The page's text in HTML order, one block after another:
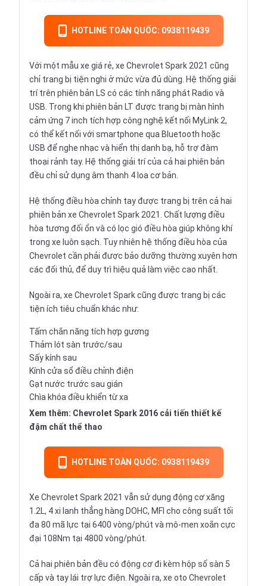
HOTLINE TOÀN QUỐC: 0938119439
Với một mẫu xe giá rẻ, xe Chevrolet Spark 2021 cũng
chỉ trang bị tiện nghi ở mức vừa đủ dùng. Hệ thống giải
trí trên phiên bản LS có các tính năng phát Radio và
USB. Trong khi phiên bản LT được trang bị màn hình
cảm ứng 7 inch tích hợp công nghệ kết nối MyLink 2,
có thể kết nối với smartphone qua Bluetooth hoặc
USB để nghe nhạc và hiển thị danh bạ, hỗ trợ đàm
thoại rảnh tay. Hệ thống giải trí của cả hai phiên bản
đều chỉ sử dụng âm thanh 4 loa cơ bản.
Hệ thống điều hòa chỉnh tay được trang bị trên cả hai
phiên bản xe Chevrolet Spark 2021. Chất lượng điều
hòa tương đối ổn và có lọc gió điều hòa giúp không khí
trong xe luôn sạch. Tuy nhiên hệ thống điều hòa của
Chevrolet cần phải được bảo dưỡng thường xuyên hơn
các đối thủ, để duy trì hiệu quả làm việc cao nhất.
Ngoài ra, xe Chevrolet Spark cũng được trang bị các
tiện ích tiêu chuẩn khác như:
Tấm chắn năng tích hợp gương
Thảm lót sàn trước/sau
Sấy kính sau
Kính cửa sổ điều chỉnh điện
Gạt nước trước sau gián
Chìa khóa điều khiển từ xa
Xem thêm: Chevrolet Spark 2016 cải tiến thiết kế
đậm chất thể thao
HOTLINE TOÀN QUỐC: 0938119439
Xe Chevrolet Spark 2021 vẫn sử dụng động cơ xăng
1.2L, 4 xi lanh thẳng hàng DOHC, MFI cho công suất tối
đa 80 mã lực tại 6400 vòng/phút và mô-men xoắn cực
đại 108Nm tại 4800 vòng/phút.
Cả hai phiên bản đều có động cơ đi kèm hộp số sàn 5
cấp và tay lái trợ lực điện. Ngoài ra, xe oto Chevrolet